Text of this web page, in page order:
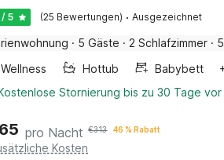
/ 5 (25 Bewertungen) · Ausgezeichnet
· 5 Gäste · 2 Schlafzimmer ·
Wellness
Hottub Babybett
Stornierung bis zu 30 Tage
pro Nacht €313 46 % Rabatt
Kosten